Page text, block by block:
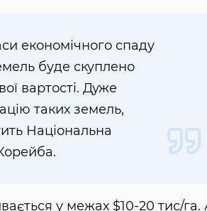
економічного спаду
буде скуплено
вартості. Дуже
таких земель,
Національна
у межах $10-20 тис/га.